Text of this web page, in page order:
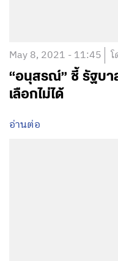
May 8, 2021 - 11:45
“อนุสรณ์” ชี้ รัฐบา
เลือกไม่ได้
อ่านต่อ